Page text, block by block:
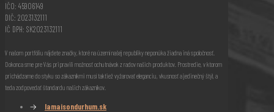
IČO: 45906149
DIČ: 2023132111
IČ DPH: SK2023132111
V našom portfóliu nájdete značky, ktoré na území našej republiky neponúka žiadna iná spoločnosť.
Dokonca sme pre Vás pripravili možnosť ochutnávok z radov našich produktov. Prostredie, v ktorom
prichádzame do styku so zákazníkmi musí taktiež vyžarovať eleganciu, vkusnosť a jedinečný štýl, a
teda zodpovedať štandardu našich zákazníkov.
→ lamaisondurhum.sk